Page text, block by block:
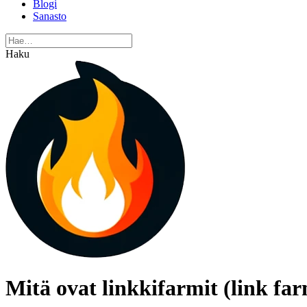
Blogi
Sanasto
Haku
Mitä ovat linkkifarmit (link